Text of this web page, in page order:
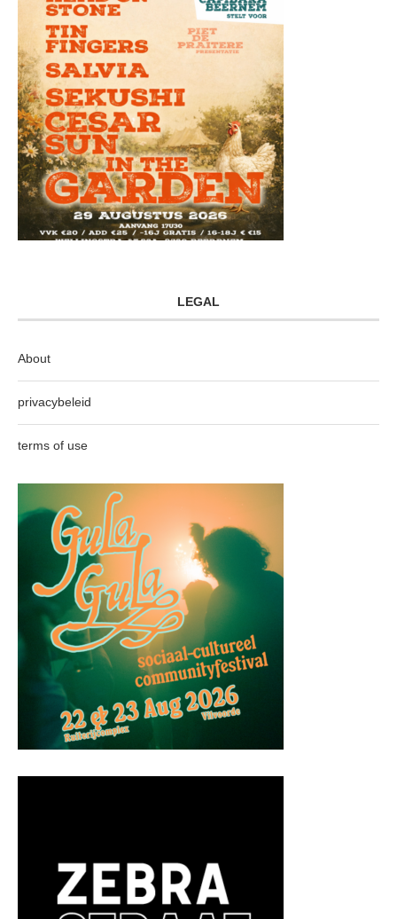
LEGAL
About
privacybeleid
terms of use